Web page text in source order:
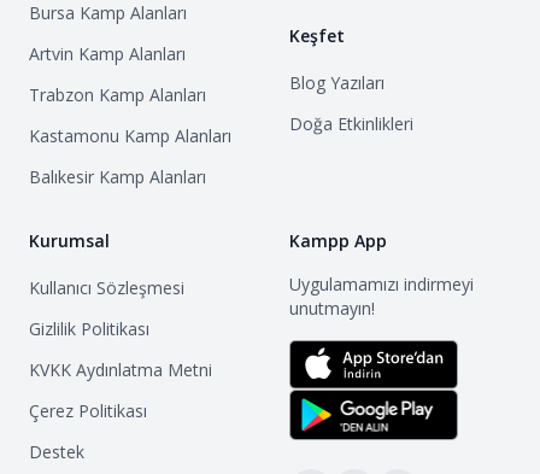
Bursa Kamp Alanları
Artvin Kamp Alanları
Trabzon Kamp Alanları
Kastamonu Kamp Alanları
Balıkesir Kamp Alanları
Keşfet
Blog Yazıları
Doğa Etkinlikleri
Kurumsal
Kullanıcı Sözleşmesi
Gizlilik Politikası
KVKK Aydınlatma Metni
Çerez Politikası
Destek
Kampp App
Uygulamamızı indirmeyi
unutmayın!